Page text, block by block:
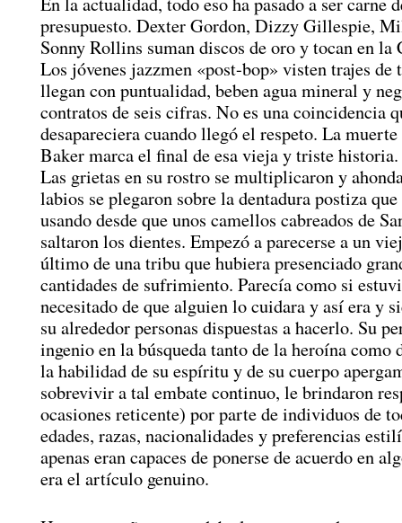
presupuesto. Dexter Gordon, Dizzy Gillespie,
Sonny Rollins suman discos de oro y tocan en la
Los jóvenes jazzmen «post-bop» visten trajes de
llegan con puntualidad, beben agua mineral y
contratos de seis cifras. No es una coincidencia
desapareciera cuando llegó el respeto. La
Baker marca el final de esa vieja y triste historia.
Las grietas en su rostro se multiplicaron y
labios se plegaron sobre la dentadura postiza
usando desde que unos camellos cabreados de
saltaron los dientes. Empezó a parecerse a un
último de una tribu que hubiera presenciado
cantidades de sufrimiento. Parecía como si
necesitado de que alguien lo cuidara y así era y
su alrededor personas dispuestas a hacerlo. Su
ingenio en la búsqueda tanto de la heroína como
la habilidad de su espíritu y de su cuerpo
sobrevivir a tal embate continuo, le brindaron
ocasiones reticente) por parte de individuos de
edades, razas, nacionalidades y preferencias
apenas eran capaces de ponerse de acuerdo en
era el artículo genuino.